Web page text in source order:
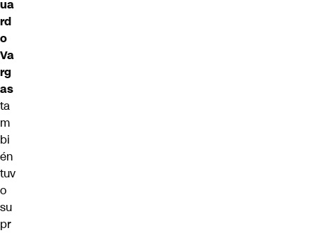
ua
rd
o
Va
rg
as
ta
m
bi
én
tuv
o
su
pr